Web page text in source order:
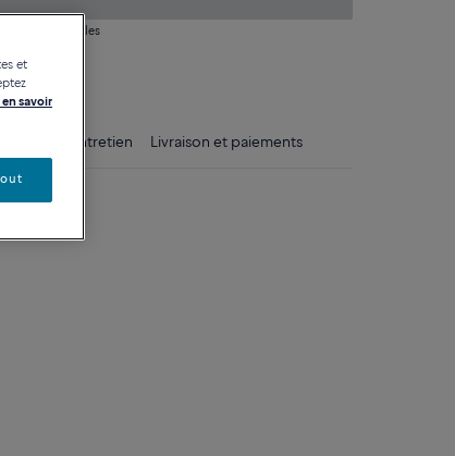
sur les tailles
Conseils d'entretien Livraison et paiements
et
en savoir